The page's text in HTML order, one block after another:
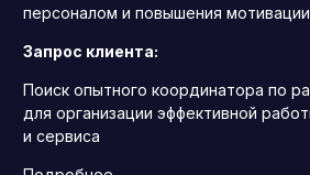
персоналом и повышения мотивации
Запрос клиента:
Поиск опытного координатора по
для организации эффективной
и сервиса